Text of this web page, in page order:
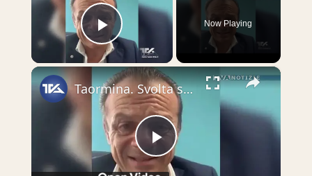
Play Video
Now Playing
×
Play
Taormina. Svolta sulla vicenda dell’autovettura con a bordo due persone che ha tentato di falciare u